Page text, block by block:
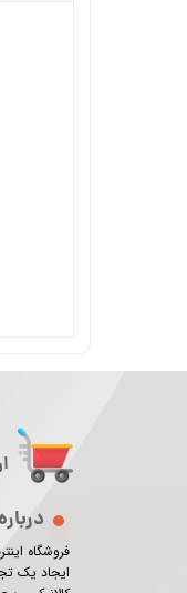
فروشگاه
ایجاد یک